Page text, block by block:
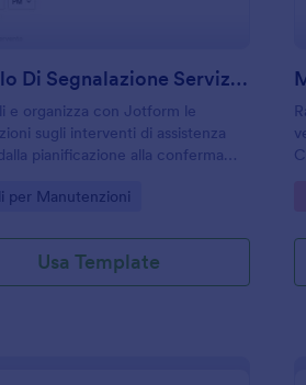
Modulo Di Segnalazione Servizio HVAC
e organizza con Jotform le
sugli interventi di assistenza
pianificazione alla conferma
manutentori e responsabili di
per Manutenzioni
Usa Template